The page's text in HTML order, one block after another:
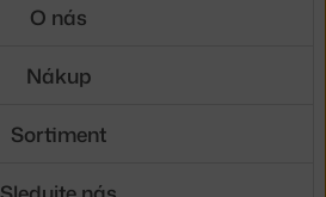
O nás
Nákup
Sortiment